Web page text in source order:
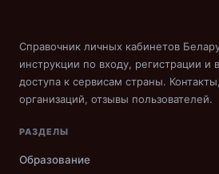
Справочник личных кабинетов
инструкции по входу, регистрации и
доступа к сервисам страны.
организаций, отзывы пользователей.
РАЗДЕЛЫ
Образование